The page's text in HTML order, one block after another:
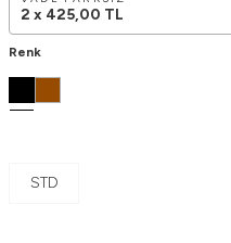
2 x 425,00 TL
Renk
STD